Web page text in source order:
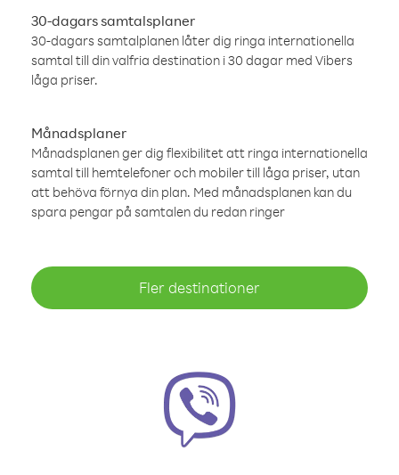
30-dagars samtalsplaner
30-dagars samtalplanen låter dig ringa internationella
samtal till din valfria destination i 30 dagar med Vibers
låga priser.
Månadsplaner
Månadsplanen ger dig flexibilitet att ringa internationella
samtal till hemtelefoner och mobiler till låga priser, utan
att behöva förnya din plan. Med månadsplanen kan du
spara pengar på samtalen du redan ringer
Fler destinationer